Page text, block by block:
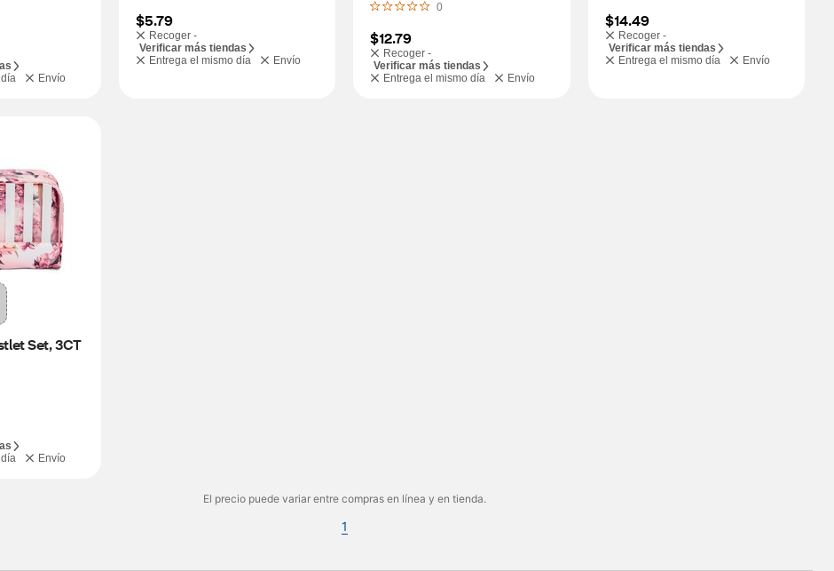
Envío
$5.79
Recoger -
Verificar más tiendas
Entrega el mismo día
Envío
0
$12.79
Recoger -
Verificar más tiendas
Entrega el mismo día
Envío
$14.49
Recoger -
Verificar más tiendas
Entrega el mismo día
Envío
Set, 3CT
Envío
El precio puede variar entre compras en línea y en tienda.
1